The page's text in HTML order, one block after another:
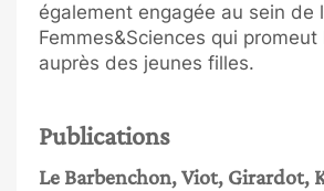
également engagée au sein de
Femmes&Sciences qui promeut
auprès des jeunes filles.
Publications
Le Barbenchon, Viot, Girardot,